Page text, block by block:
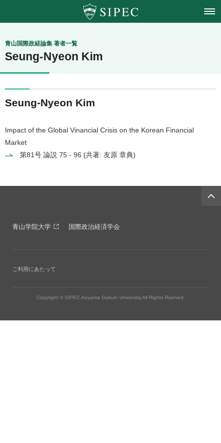
青山学院大学
国際政治経済学会
青山国際政経論集 著者一覧
Seung-Nyeon Kim
Seung-Nyeon Kim
Impact of the Global Vinancial Crisis on the Korean Financial
Market
第81号 論説 75 - 96 (共著: 友原 章典)
青山学院大学 国際政治経済学会
ご利用にあたって
Copyright © SIPEC.Aoyama Gakuin University.All Rights Rserved.